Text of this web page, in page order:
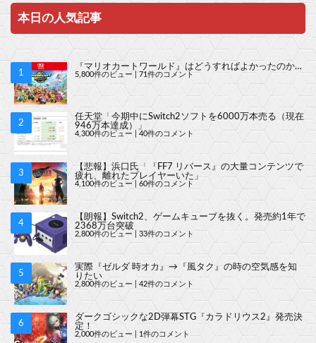
本日の人気記事
『マリオカートワールド』はどうすればよかったのか…
5,800件のビュー 71件のコメント
任天堂「今期中にSwitch2ソフトを6000万本売る（現在
946万本達成）」
4,300件のビュー 40件のコメント
【悲報】浜口氏「『FF7 リバース』の大量コンテンツで
疲れ、離れたプレイヤーいた」
4,100件のビュー 60件のコメント
【朗報】Switch2、ゲームキューブを抜く。発売約1年で
2368万台突破
2,800件のビュー 33件のコメント
実際『ゼルダ 時オカ』→『風タク』の時の空気感を知
りたい
2,800件のビュー 42件のコメント
ダークゴシックな2D弾幕STG『カラドリウス2』発売決
定！
2,000件のビュー 1件のコメント